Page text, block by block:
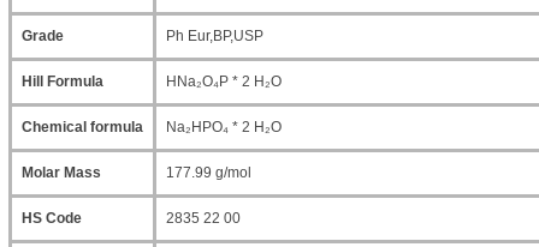
Grade Ph Eur,BP,USP
Hill Formula HNa₂O₄P * 2 H₂O
Chemical formula Na₂HPO₄ * 2 H₂O
Molar Mass 177.99 g/mol
HS Code 2835 22 00